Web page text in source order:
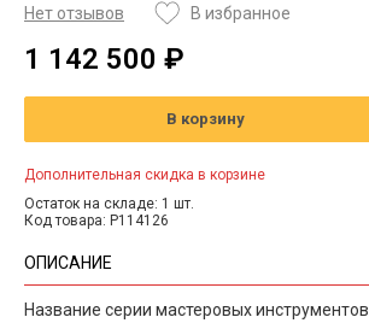
Нет отзывов В избранное
1 142 500 ₽
В корзину
Дополнительная скидка в корзине
Остаток на складе: 1 шт.
Код товара: P114126
ОПИСАНИЕ
Название серии мастеровых